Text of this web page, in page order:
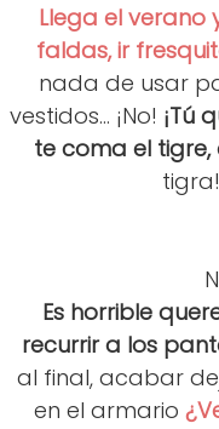
Llega el verano
faldas, ir
nada de usar
vestidos... ¡No! ¡Tú
te coma el tigre,
Es horrible
recurrir a los
al final, acabar
en el armario